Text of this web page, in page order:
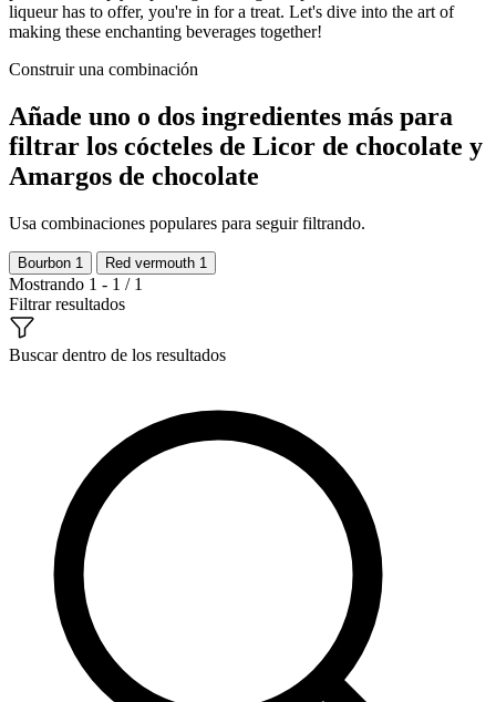
liqueur has to offer, you're in for a treat. Let's dive into the art of
making these enchanting beverages together!
Construir una combinación
Añade uno o dos ingredientes más para
filtrar los cócteles de Licor de chocolate y
Amargos de chocolate
Usa combinaciones populares para seguir filtrando.
Bourbon 1 Red vermouth 1
Mostrando 1 - 1 / 1
Filtrar resultados
Buscar dentro de los resultados